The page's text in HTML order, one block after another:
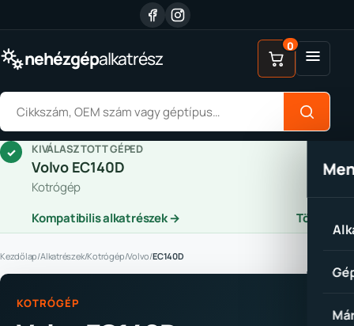
nehézgépalkatrész
Alkatrész keresése
0Menü
✓ KIVÁLASZTOTT GÉPED
Volvo EC140D
Kotrógép
Kompatibilis alkatrészek →
Törlés
Kezdőlap/Alkatrészek/Kotrógép/Volvo/EC140D
KOTRÓGÉP